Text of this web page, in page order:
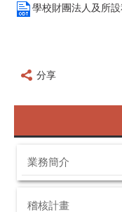
學校財團法人及所
分享
業務簡介
稽核計畫